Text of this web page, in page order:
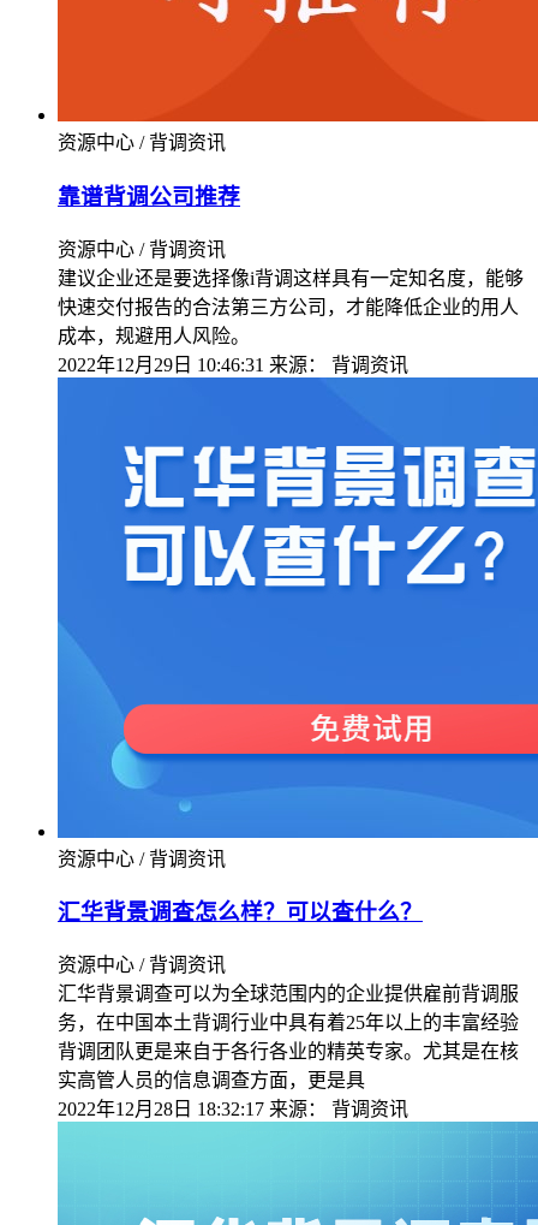
资源中心 / 背调资讯
靠谱背调公司推荐
资源中心 / 背调资讯
建议企业还是要选择像i背调这样具有一定知名度，能够
快速交付报告的合法第三方公司，才能降低企业的用人
成本，规避用人风险。
2022年12月29日 10:46:31 来源： 背调资讯
资源中心 / 背调资讯
汇华背景调查怎么样？可以查什么？
资源中心 / 背调资讯
汇华背景调查可以为全球范围内的企业提供雇前背调服
务，在中国本土背调行业中具有着25年以上的丰富经验
背调团队更是来自于各行各业的精英专家。尤其是在核
实高管人员的信息调查方面，更是具
2022年12月28日 18:32:17 来源： 背调资讯